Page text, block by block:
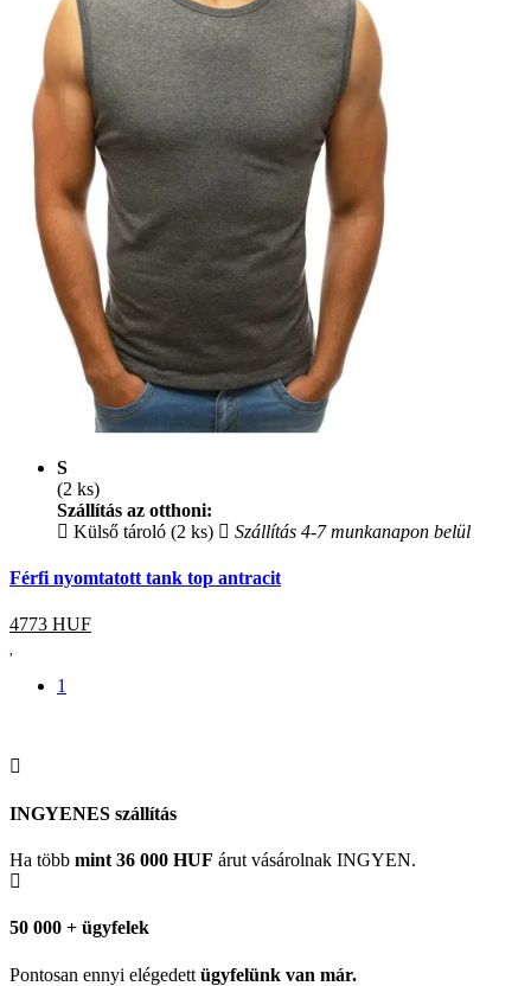
S
(2 ks)
Szállítás az otthoni:
Külső tároló (2 ks)
Szállítás 4-7 munkanapon belül
Férfi nyomtatott tank top antracit
4773 HUF
1
INGYENES szállítás
Ha több mint 36 000 HUF árut vásárolnak INGYEN.
50 000 + ügyfelek
Pontosan ennyi elégedett ügyfelünk van már.